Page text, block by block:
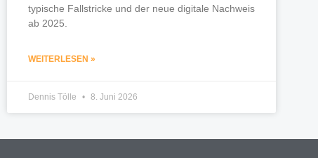
typische Fallstricke und der neue digitale Nachweis
ab 2025.
WEITERLESEN »
Dennis Tölle 8. Juni 2026